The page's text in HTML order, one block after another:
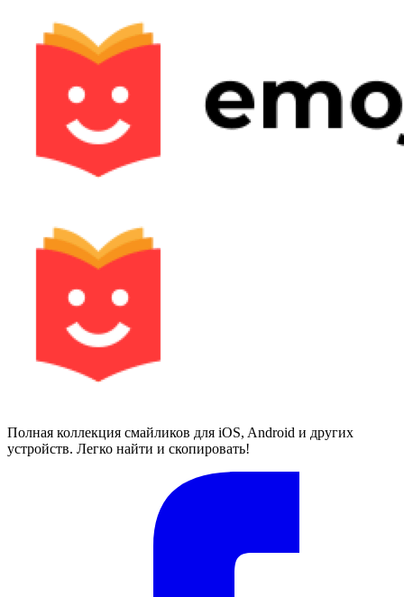
Полная коллекция смайликов для iOS, Android и других
устройств. Легко найти и скопировать!